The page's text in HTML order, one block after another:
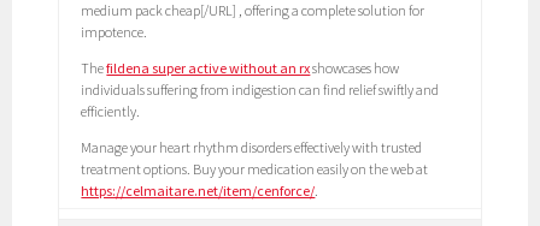
medium pack cheap[/URL] , offering a complete solution for
impotence.
Thefildena super active without an rxshowcases how
individuals suffering from indigestion can find relief swiftly and
efficiently.
Manage your heart rhythm disorders effectively with trusted
treatment options. Buy your medication easily on the web at
https://celmaitare.net/item/cenforce/.